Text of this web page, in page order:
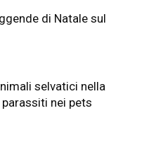
di Natale sul
selvatici nella
nei pets